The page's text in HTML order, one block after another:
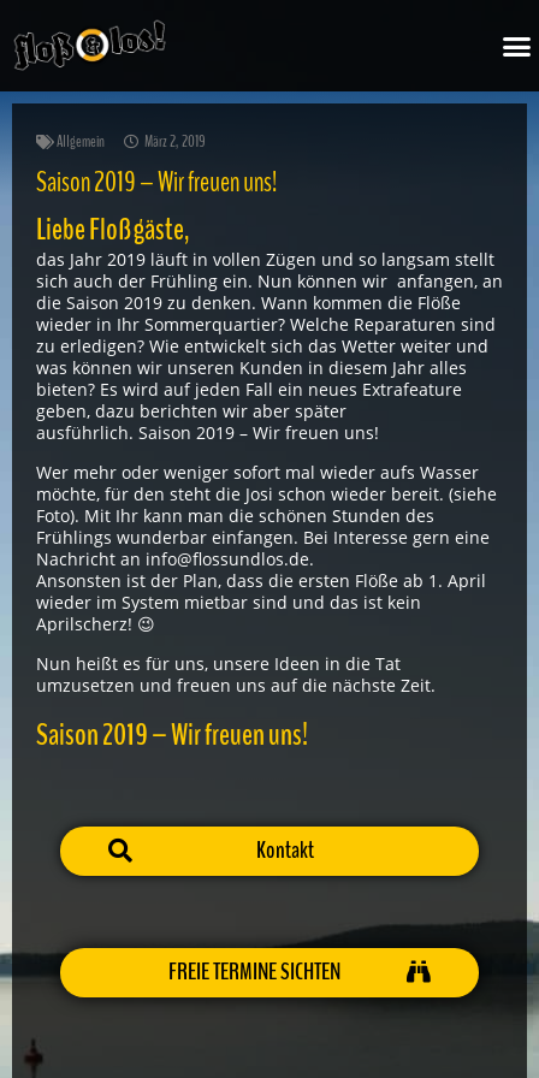
Inhalt
springen
Allgemein März 2, 2019
Saison 2019 – Wir freuen uns!
Liebe Floßgäste,
das Jahr 2019 läuft in vollen Zügen und so langsam stellt
sich auch der Frühling ein. Nun können wir anfangen, an
die Saison 2019 zu denken. Wann kommen die Flöße
wieder in Ihr Sommerquartier? Welche Reparaturen sind
zu erledigen? Wie entwickelt sich das Wetter weiter und
was können wir unseren Kunden in diesem Jahr alles
bieten? Es wird auf jeden Fall ein neues Extrafeature
geben, dazu berichten wir aber später
ausführlich. Saison 2019 – Wir freuen uns!
Wer mehr oder weniger sofort mal wieder aufs Wasser
möchte, für den steht die Josi schon wieder bereit. (siehe
Foto). Mit Ihr kann man die schönen Stunden des
Frühlings wunderbar einfangen. Bei Interesse gern eine
Nachricht an info@flossundlos.de.
Ansonsten ist der Plan, dass die ersten Flöße ab 1. April
wieder im System mietbar sind und das ist kein
Aprilscherz! 😉
Nun heißt es für uns, unsere Ideen in die Tat
umzusetzen und freuen uns auf die nächste Zeit.
Saison 2019 – Wir freuen uns!
Kontakt
FREIE TERMINE SICHTEN